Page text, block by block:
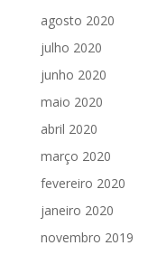
agosto 2020
julho 2020
junho 2020
maio 2020
abril 2020
março 2020
fevereiro 2020
janeiro 2020
novembro 2019